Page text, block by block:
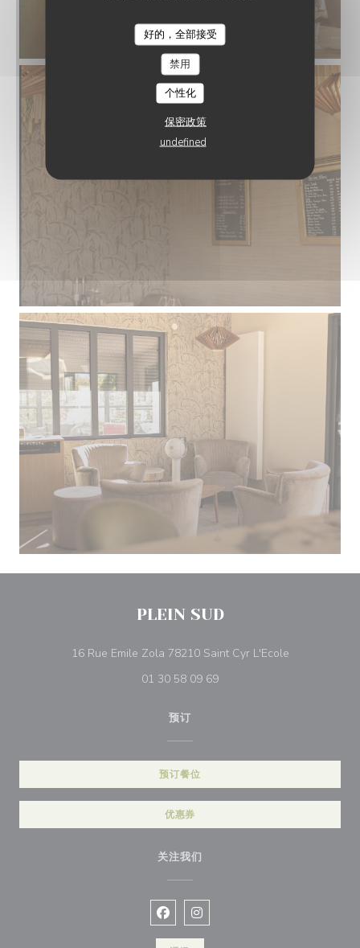
好的，全部接受
禁用
个性化
保密政策
undefined
PLEIN SUD
16 Rue Emile Zola 78210 Saint Cyr L'Ecole((在新窗口中
01 30 58 09 69
预订
预订餐位
优惠券
关注我们
Facebook ((在新窗口中打开))
Instagram ((在新窗口中打开))
PLEIN SUD